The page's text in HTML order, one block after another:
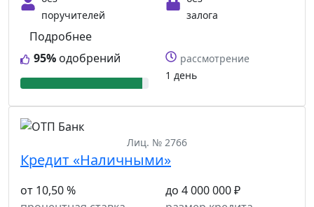
поручителей
залога
95% одобрений
Подробнее
рассмотрение
1 день
Лиц. № 2766
Кредит «Наличными»
от 10,50 %
до 4 000 000 ₽